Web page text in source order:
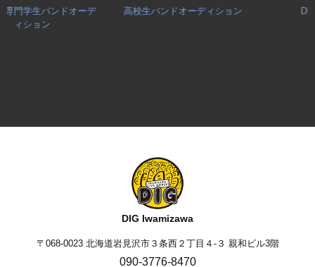
バンドオーデ
ン
高校生バンドオーディション DIG FEST
DIG Iwamizawa
〒068-0023 北海道岩見沢市３条西２丁目４-３ 親和ビル3階
090-3776-8470